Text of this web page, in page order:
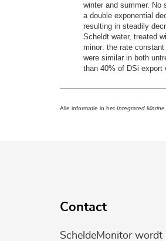
winter and summer. No
a double exponential
resulting in steadily
Scheldt water, treated
minor: the rate
were similar in both
than 40% of DSi export
Alle informatie in het Integrated
Contact
ScheldeMonitor